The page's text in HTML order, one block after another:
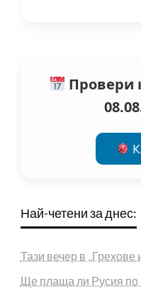
Провери
Най-четени за днес:
Тази вечер в „Грехове
Ще плаща ли Русия по